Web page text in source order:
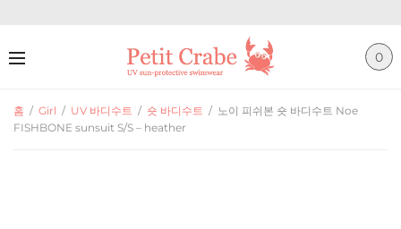
0
홈 / Girl / UV 바디수트 / 숏 바디수트 / 노이 피쉬본 숏 바디수트 Noe
FISHBONE sunsuit S/S – heather